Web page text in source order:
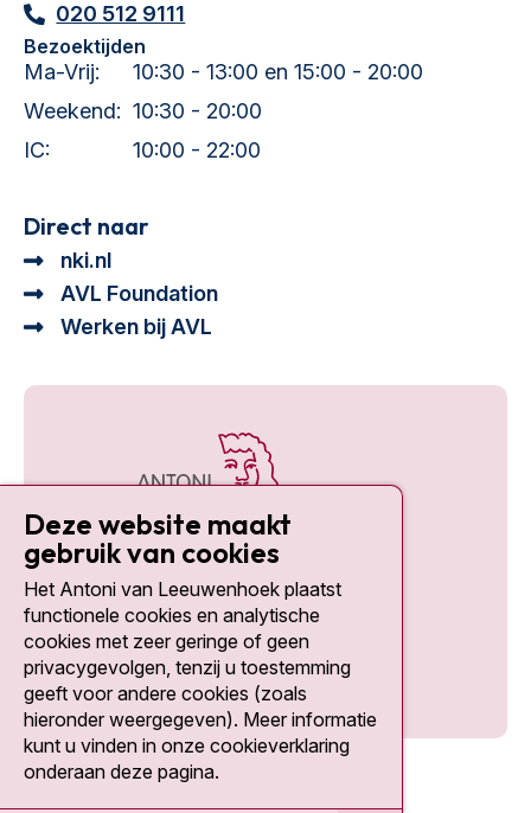
020 512 9111
Bezoektijden
Ma-Vrij:
10:30 - 13:00 en 15:00 - 20:00
Weekend: 10:30 - 20:00
IC:
10:00 - 22:00
Direct naar
nki.nl
AVL Foundation
Werken bij AVL
Social media
Deze website maakt
gebruik van cookies
Het Antoni van Leeuwenhoek plaatst
functionele cookies en analytische
cookies met zeer geringe of geen
privacygevolgen, tenzij u toestemming
geeft voor andere cookies (zoals
hieronder weergegeven). Meer informatie
kunt u vinden in onze cookieverklaring
onderaan deze pagina.